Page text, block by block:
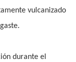
vulcanizado
durante el